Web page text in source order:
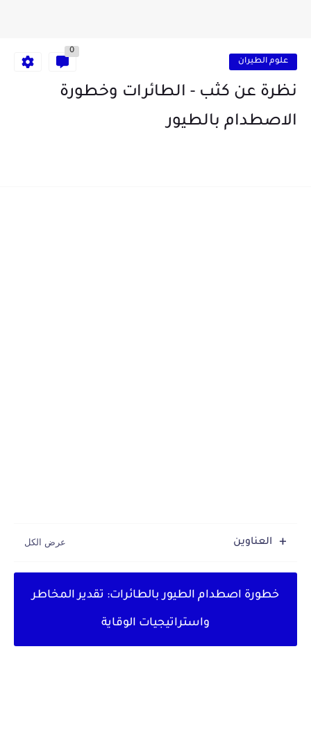
علوم الطيران
0
نظرة عن كثب - الطائرات وخطورة
الاصطدام بالطيور
العناوين
خطورة اصطدام الطيور بالطائرات: تقدير المخاطر
واستراتيجيات الوقاية